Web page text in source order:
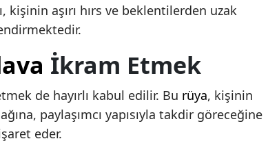
kişinin aşırı hırs ve beklentilerden uzak
İkram Etmek
de hayırlı kabul edilir. Bu rüya, kişinin
paylaşımcı yapısıyla takdir göreceğine
eder.